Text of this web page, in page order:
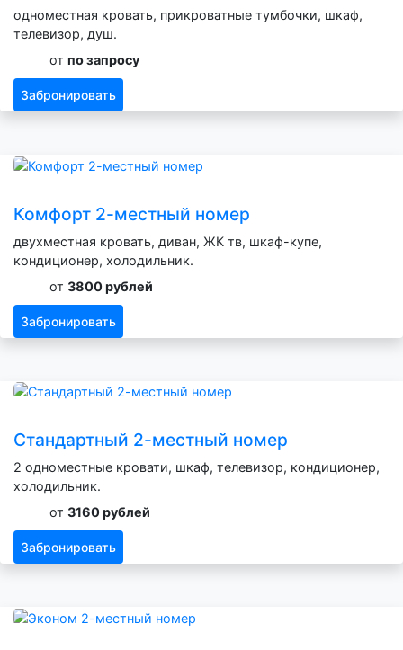
одноместная кровать, прикроватные тумбочки, шкаф,
телевизор, душ.
от по запросу
Забронировать
Комфорт 2-местный номер
двухместная кровать, диван, ЖК тв, шкаф-купе,
кондиционер, холодильник.
от 3800 рублей
Забронировать
Стандартный 2-местный номер
2 одноместные кровати, шкаф, телевизор, кондиционер,
холодильник.
от 3160 рублей
Забронировать